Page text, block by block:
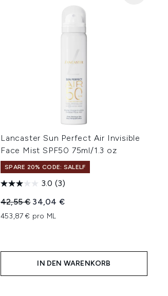
Lancaster Sun Perfect Air Invisible
Face Mist SPF50 75ml/1.3 oz
SPARE 20% CODE: SALELF
3.0 (3)
Unverbindliche Preisempfehlung:
42,55 € Aktueller Preis:
34,04 €
453,87 € pro ML
IN DEN WARENKORB